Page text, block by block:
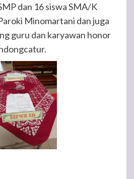
dan 16 siswa SMA/K
Minomartani dan juga
guru dan karyawan honor